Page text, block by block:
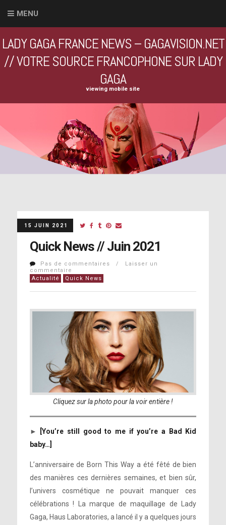
MENU
LADY GAGA FRANCE NEWS – GAGAVISION.NET
// VOTRE SOURCE FRANCOPHONE SUR LADY
GAGA
viewing mobile site
15 JUIN 2021
Quick News // Juin 2021
Pas de commentaires / Laisser un
commentaire
Actualité
Quick News
Cliquez sur la photo pour la voir entière !
►
[You’re still good to me if you’re a Bad Kid
baby…]
L’anniversaire de Born This Way a été fêté de bien
des manières ces dernières semaines, et bien sûr,
l’univers cosmétique ne pouvait manquer ces
célébrations ! La marque de maquillage de Lady
Gaga, Haus Laboratories, a lancé il y a quelques jours